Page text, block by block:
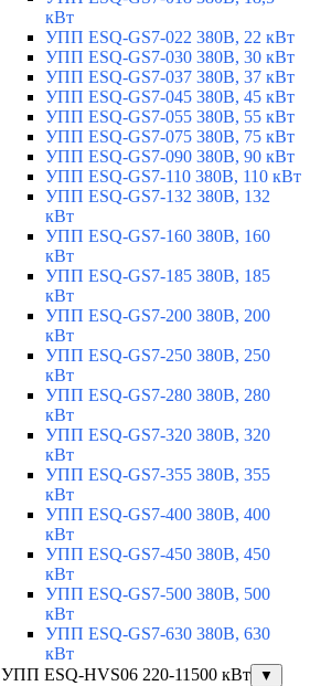
кВт
УПП ESQ-GS7-022 380В, 22 кВт
УПП ESQ-GS7-030 380В, 30 кВт
УПП ESQ-GS7-037 380В, 37 кВт
УПП ESQ-GS7-045 380В, 45 кВт
УПП ESQ-GS7-055 380В, 55 кВт
УПП ESQ-GS7-075 380В, 75 кВт
УПП ESQ-GS7-090 380В, 90 кВт
УПП ESQ-GS7-110 380В, 110 кВт
УПП ESQ-GS7-132 380В, 132
кВт
УПП ESQ-GS7-160 380В, 160
кВт
УПП ESQ-GS7-185 380В, 185
кВт
УПП ESQ-GS7-200 380В, 200
кВт
УПП ESQ-GS7-250 380В, 250
кВт
УПП ESQ-GS7-280 380В, 280
кВт
УПП ESQ-GS7-320 380В, 320
кВт
УПП ESQ-GS7-355 380В, 355
кВт
УПП ESQ-GS7-400 380В, 400
кВт
УПП ESQ-GS7-450 380В, 450
кВт
УПП ESQ-GS7-500 380В, 500
кВт
УПП ESQ-GS7-630 380В, 630
кВт
УПП ESQ-HVS06 220-11500 кВт
▼